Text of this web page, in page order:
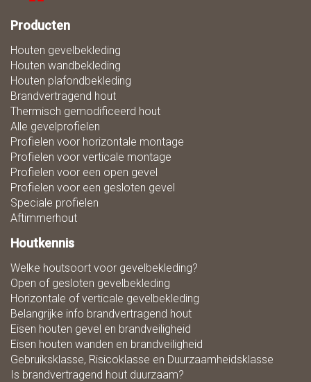
Producten
Houten gevelbekleding
Houten wandbekleding
Houten plafondbekleding
Brandvertragend hout
Thermisch gemodificeerd hout
Alle gevelprofielen
Profielen voor horizontale montage
Profielen voor verticale montage
Profielen voor een open gevel
Profielen voor een gesloten gevel
Speciale profielen
Aftimmerhout
Houtkennis
Welke houtsoort voor gevelbekleding?
Open of gesloten gevelbekleding
Horizontale of verticale gevelbekleding
Belangrijke info brandvertragend hout
Eisen houten gevel en brandveiligheid
Eisen houten wanden en brandveiligheid
Gebruiksklasse, Risicoklasse en Duurzaamheidsklasse
Is brandvertragend hout duurzaam?